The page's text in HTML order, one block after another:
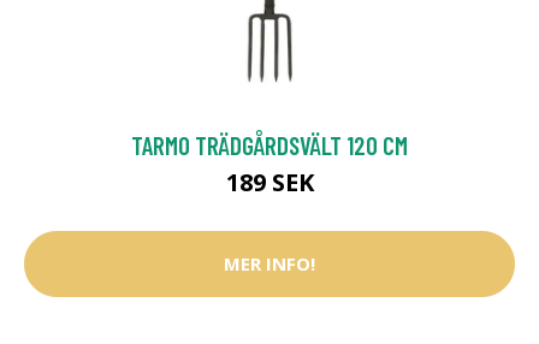
TARMO TRÄDGÅRDSVÄLT 120 CM
189 SEK
MER INFO!